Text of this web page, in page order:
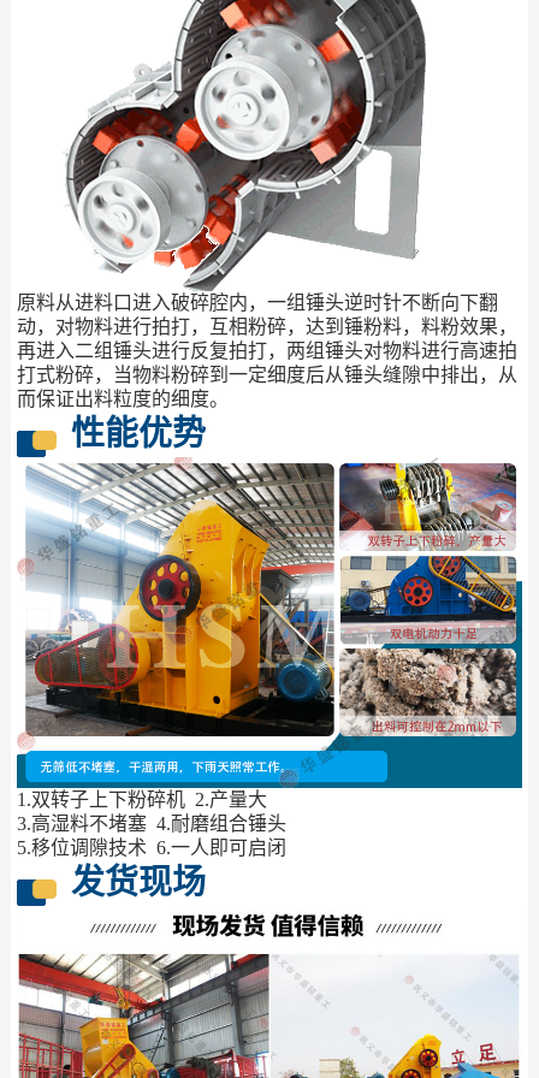
原料从进料口进入破碎腔内，一组锤头逆时针不断向下翻
动，对物料进行拍打，互相粉碎，达到锤粉料，料粉效果，
再进入二组锤头进行反复拍打，两组锤头对物料进行高速拍
打式粉碎，当物料粉碎到一定细度后从锤头缝隙中排出，从
而保证出料粒度的细度。
性能优势
1.双转子上下粉碎机 2.产量大
3.高湿料不堵塞 4.耐磨组合锤头
5.移位调隙技术 6.一人即可启闭
发货现场